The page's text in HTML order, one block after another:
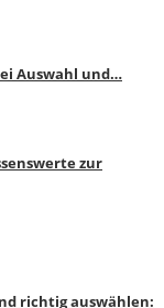
Auswahl und…
zur
richtig auswählen: